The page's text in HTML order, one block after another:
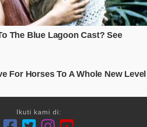
Ikuti kami di: